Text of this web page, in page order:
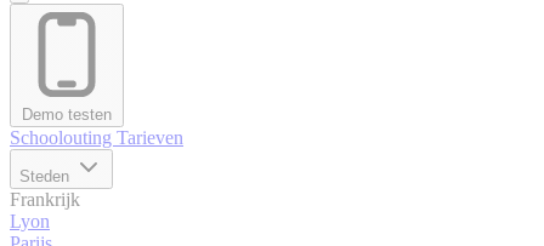
Demo testen
Schoolouting Tarieven
Steden
Frankrijk
Lyon